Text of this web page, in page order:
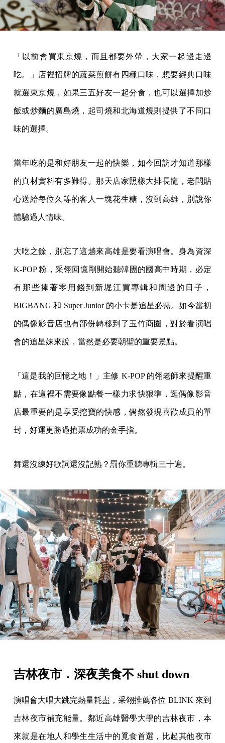
「以前會買東京燒，而且都要外帶，大家一起邊走邊
吃。」店裡招牌的蔬菜煎餅有四種口味，想要經典口味
就選東京燒，如果三五好友一起分食，也可以選擇加炒
飯或炒麵的廣島燒，起司燒和北海道燒則提供了不同口
味的選擇。
當年吃的是和好朋友一起的快樂，如今回訪才知道那樣
的真材實料有多難得。那天店家照樣大排長龍，老闆貼
心送給每位久等的客人一塊花生糖，沒到高雄，別說你
體驗過人情味。
大吃之餘，別忘了這趟來高雄是要看演唱會。身為資深
K-POP 粉，采翎回憶剛開始聽韓團的國高中時期，必定
有那些捧著零用錢到新堀江買專輯和周邊的日子，
BIGBANG 和 Super Junior 的小卡是追星必需。如今當初
的偶像影音店也有部份轉移到了玉竹商圈，對於看演唱
會的追星妹來說，當然是必要朝聖的重要景點。
「這是我的回憶之地！」主修 K-POP 的翎老師來提醒重
點，在這裡不需要像點餐一樣力求快狠準，逛偶像影音
店最重要的是享受挖寶的快感，偶然發現喜歡成員的單
封，好運更勝過搶票成功的金手指。
舞還沒練好歌詞還沒記熟？罰你重聽專輯三十遍。
吉林夜市．深夜美食不 shut down
演唱會大唱大跳完熱量耗盡，采翎推薦各位 BLINK 來到
吉林夜市補充能量。鄰近高雄醫學大學的吉林夜市，本
來就是在地人和學生生活中的覓食首選，比起其他夜市